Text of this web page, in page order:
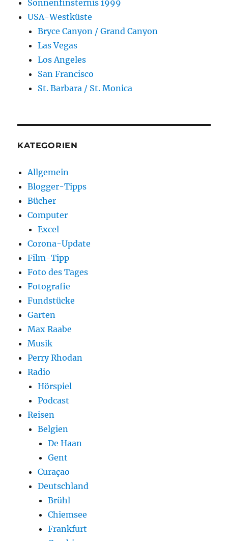
Sonnenfinsternis 1999
USA-Westküste
Bryce Canyon / Grand Canyon
Las Vegas
Los Angeles
San Francisco
St. Barbara / St. Monica
KATEGORIEN
Allgemein
Blogger-Tipps
Bücher
Computer
Excel
Corona-Update
Film-Tipp
Foto des Tages
Fotografie
Fundstücke
Garten
Max Raabe
Musik
Perry Rhodan
Radio
Hörspiel
Podcast
Reisen
Belgien
De Haan
Gent
Curaçao
Deutschland
Brühl
Chiemsee
Frankfurt